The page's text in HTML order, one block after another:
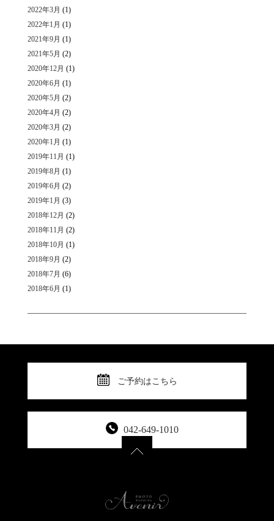
2022年3月 (1)
2022年1月 (1)
2021年9月 (1)
2021年5月 (2)
2020年12月 (1)
2020年6月 (1)
2020年5月 (2)
2020年4月 (2)
2020年3月 (2)
2020年1月 (1)
2019年11月 (1)
2019年8月 (1)
2019年6月 (2)
2019年1月 (3)
2018年12月 (2)
2018年11月 (2)
2018年10月 (1)
2018年9月 (2)
2018年7月 (6)
2018年6月 (1)
ご予約はこちら
042-649-1010